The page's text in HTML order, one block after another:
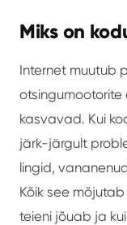
Miks on
Internet muutub
kasvavad. Kui
järk-järgult
lingid,
Kõik see
teieni jõuab ja